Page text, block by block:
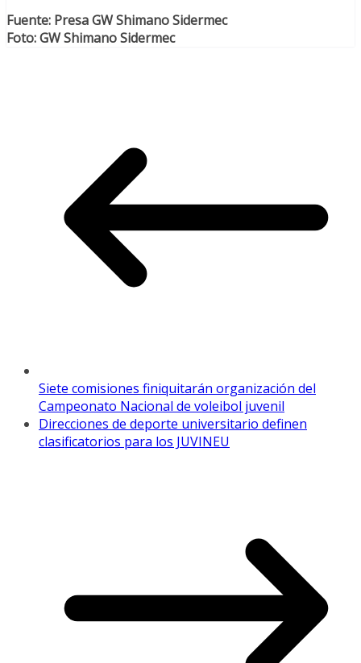
Fuente: Presa GW Shimano Sidermec
Foto: GW Shimano Sidermec
Siete comisiones finiquitarán organización del
Campeonato Nacional de voleibol juvenil
Direcciones de deporte universitario definen
clasificatorios para los JUVINEU